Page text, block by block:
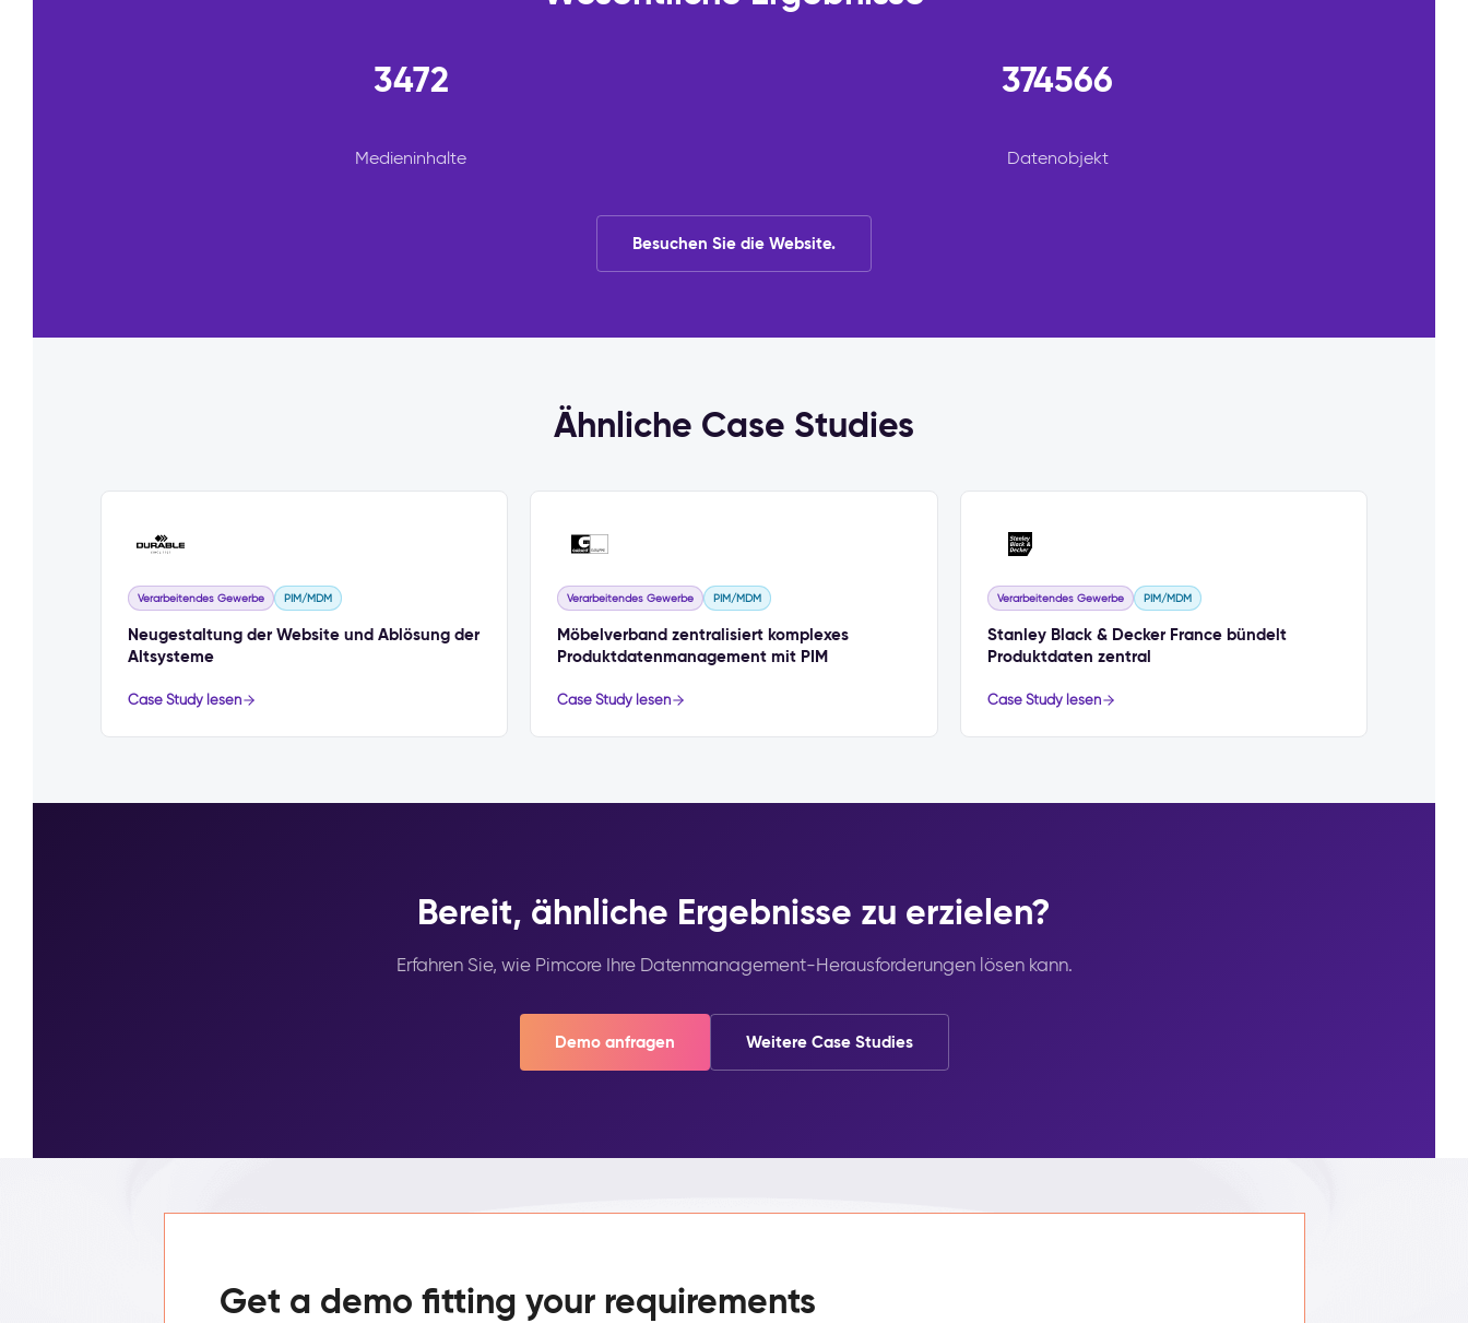
3472
Medieninhalte
374566
Datenobjekt
Besuchen Sie die Website.
Ähnliche Case Studies
Verarbeitendes Gewerbe PIM/MDM
Neugestaltung der Website und Ablösung der
Altsysteme
Case Study lesen
Verarbeitendes Gewerbe PIM/MDM
Möbelverband zentralisiert komplexes
Produktdatenmanagement mit PIM
Case Study lesen
Verarbeitendes Gewerbe PIM/MDM
Stanley Black & Decker France bündelt
Produktdaten zentral
Case Study lesen
Bereit, ähnliche Ergebnisse zu erzielen?
Erfahren Sie, wie Pimcore Ihre Datenmanagement-Herausforderungen lösen kann.
Demo anfragen Weitere Case Studies
Get a demo fitting your requirements